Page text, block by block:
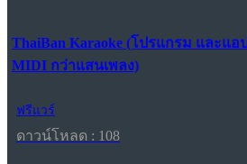
ThaiBan Karaoke (โปรแกรม และแอ
MIDI กว่าแสนเพลง)
ฟรีแวร์
ดาวน์โหลด : 108